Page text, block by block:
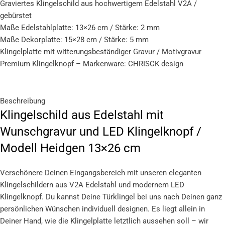
Graviertes Klingelschild aus hochwertigem Edelstahl V2A /
gebürstet
Maße Edelstahlplatte: 13×26 cm / Stärke: 2 mm
Maße Dekorplatte: 15×28 cm / Stärke: 5 mm
Klingelplatte mit witterungsbeständiger Gravur / Motivgravur
Premium Klingelknopf – Markenware: CHRISCK design
Beschreibung
Klingelschild aus Edelstahl mit
Wunschgravur und LED Klingelknopf /
Modell Heidgen 13×26 cm
Verschönere Deinen Eingangsbereich mit unseren eleganten
Klingelschildern aus V2A Edelstahl und modernem LED
Klingelknopf. Du kannst Deine Türklingel bei uns nach Deinen ganz
persönlichen Wünschen individuell designen. Es liegt allein in
Deiner Hand, wie die Klingelplatte letztlich aussehen soll – wir